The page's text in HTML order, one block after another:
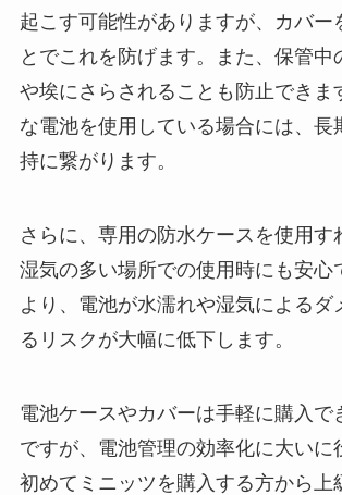
起こす可能性がありますが、カバー
とでこれを防げます。また、保管中
や埃にさらされることも防止できま
な電池を使用している場合には、長
持に繋がります。
さらに、専用の防水ケースを使用す
湿気の多い場所での使用時にも安心
より、電池が水濡れや湿気によるダ
るリスクが大幅に低下します。
電池ケースやカバーは手軽に購入で
ですが、電池管理の効率化に大いに
初めてミニッツを購入する方から上